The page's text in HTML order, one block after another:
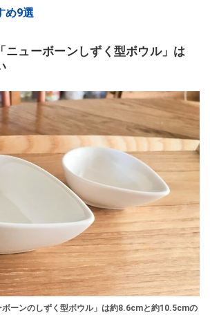
め9選
ニューボーンしずく型ボウル」は
ボーンのしずく型ボウル」は約8.6cmと約10.5cmの